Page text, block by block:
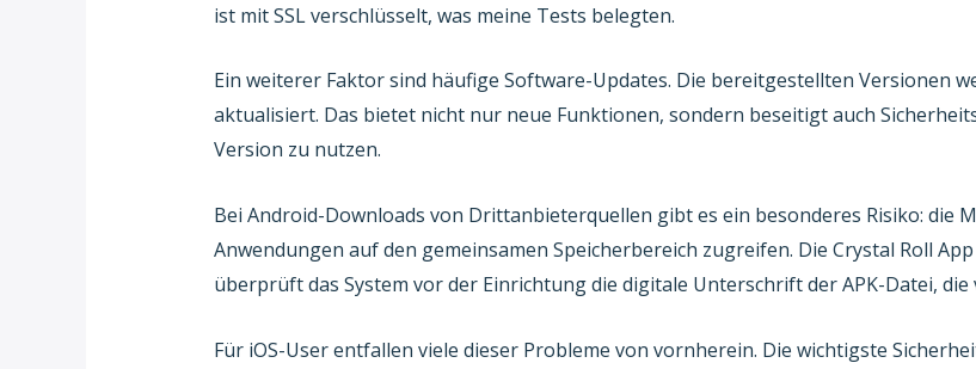
ist mit SSL verschlüsselt, was meine Tests belegten.
Ein weiterer Faktor sind häufige Software-Updates. Die bereitgestellten Versionen
aktualisiert. Das bietet nicht nur neue Funktionen, sondern beseitigt auch
Version zu nutzen.
Bei Android-Downloads von Drittanbieterquellen gibt es ein besonderes Risiko: die
Anwendungen auf den gemeinsamen Speicherbereich zugreifen. Die Crystal Roll
überprüft das System vor der Einrichtung die digitale Unterschrift der APK-Datei,
Für iOS-User entfallen viele dieser Probleme von vornherein. Die wichtigste